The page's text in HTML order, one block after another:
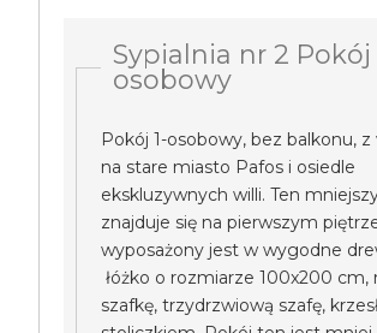
Sypialnia nr 2 Pokój
osobowy
Pokój 1-osobowy, bez balkonu,
na stare miasto Pafos i osiedle
ekskluzywnych willi. Ten
znajduje się na pierwszym
wyposażony jest w wygodne
łóżko o rozmiarze 100x200 cm,
szafkę, trzydrzwiową szafę,